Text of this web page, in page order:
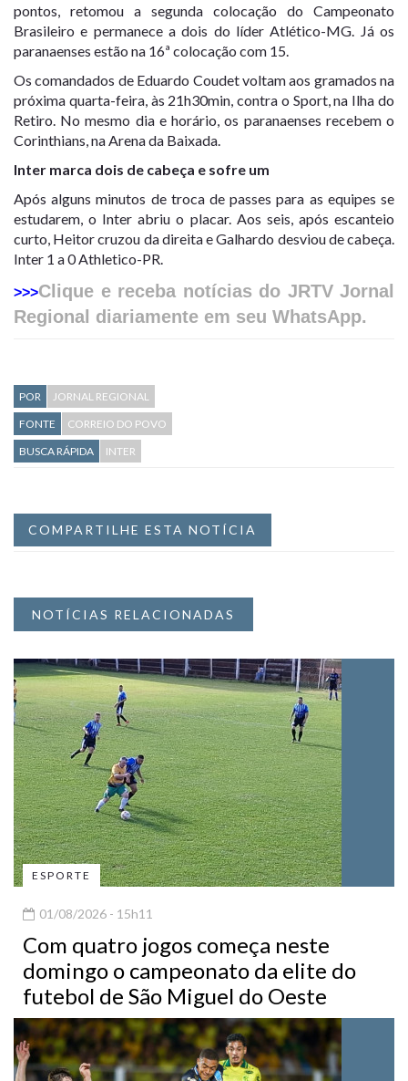
pontos, retomou a segunda colocação do Campeonato
Brasileiro e permanece a dois do líder Atlético-MG. Já os
paranaenses estão na 16ª colocação com 15.
Os comandados de Eduardo Coudet voltam aos gramados na
próxima quarta-feira, às 21h30min, contra o Sport, na Ilha do
Retiro. No mesmo dia e horário, os paranaenses recebem o
Corinthians, na Arena da Baixada.
Inter marca dois de cabeça e sofre um
Após alguns minutos de troca de passes para as equipes se
estudarem, o Inter abriu o placar. Aos seis, após escanteio
curto, Heitor cruzou da direita e Galhardo desviou de cabeça.
Inter 1 a 0 Athletico-PR.
>>>Clique e receba notícias do JRTV Jornal
Regional diariamente em seu WhatsApp.
POR
JORNAL REGIONAL
FONTE
CORREIO DO POVO
BUSCA RÁPIDA
INTER
COMPARTILHE ESTA NOTÍCIA
NOTÍCIAS RELACIONADAS
ESPORTE
01/08/2026 - 15h11
Com quatro jogos começa neste
domingo o campeonato da elite do
futebol de São Miguel do Oeste